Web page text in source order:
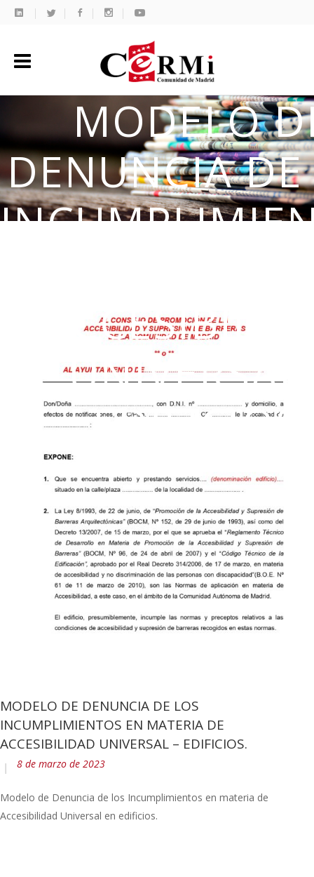
MODELO
DENUNCIA DE
UNIVERSAL
EDIFICIOS.
MODELO DE DENUNCIA DE LOS
INCUMPLIMIENTOS EN MATERIA DE
ACCESIBILIDAD UNIVERSAL – EDIFICIOS.
8 de marzo de 2023
Modelo de Denuncia de los Incumplimientos en materia de
Accesibilidad Universal en edificios.